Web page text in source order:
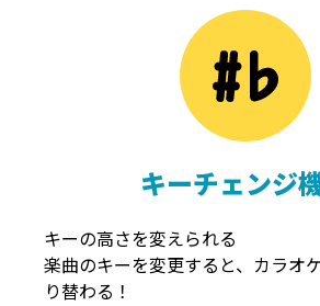
キーチェンジ
キーの高さを変えられる
楽曲のキーを変更すると、カラオ
り替わる！